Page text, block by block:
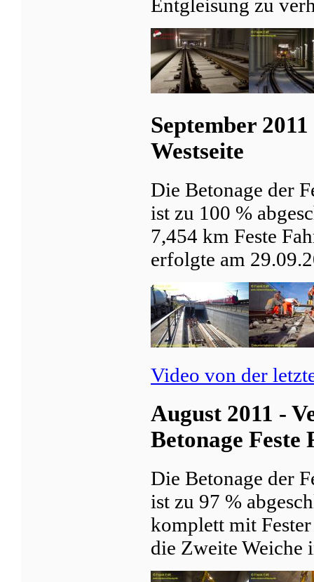
Entgleisung zu
September
Westseite
Die Betonage der
ist zu 100 %
7,454 km Feste
erfolgte am
Video von der
August 2011 -
Betonage
Die Betonage der
ist zu 97 %
komplett mit
die Zweite Weiche